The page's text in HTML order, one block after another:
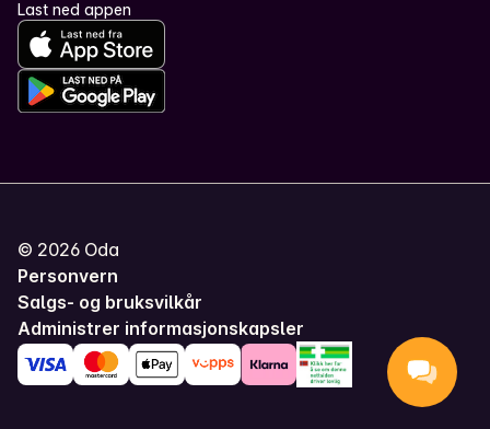
Last ned appen
© 2026 Oda
Personvern
Salgs- og bruksvilkår
Administrer informasjonskapsler